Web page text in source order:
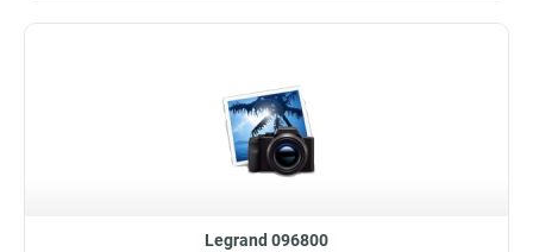
Legrand 096800